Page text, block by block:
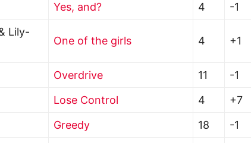
Yes, and? 4 -1
Lily-
One of the girls 4 +1
Overdrive 11
-1
Lose Control 4
+7
Greedy 18
-1